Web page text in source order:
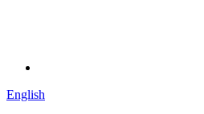
English